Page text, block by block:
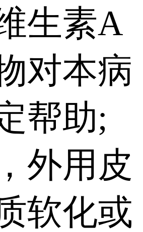
生素A
对本病
帮助;
外用皮
软化或